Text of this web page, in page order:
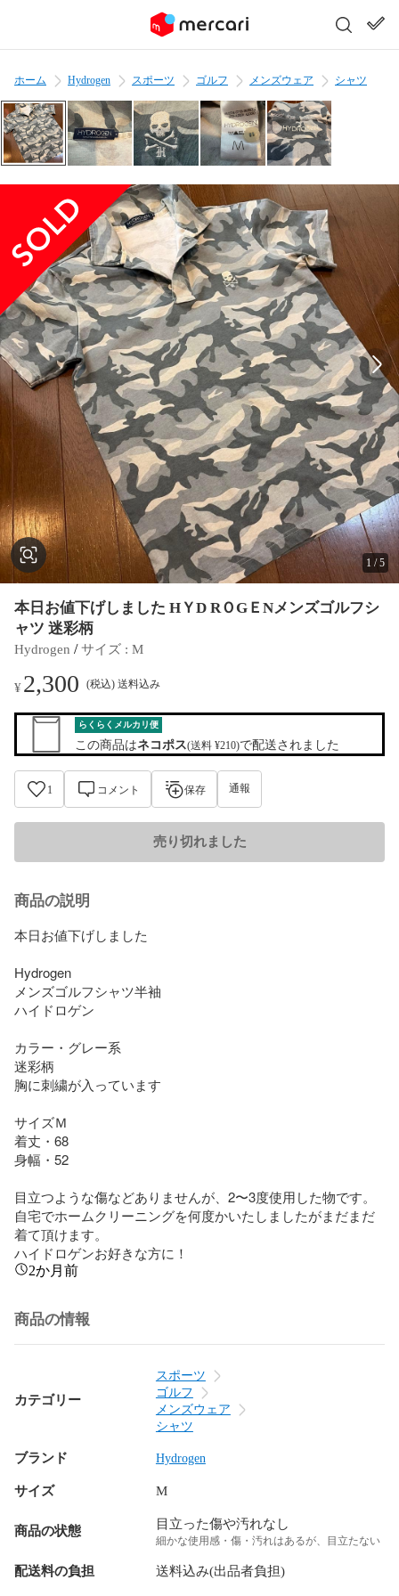
ホーム Hydrogen スポーツ ゴルフ メンズウェア シャツ
1 /5
本日お値下げしました HＹD RＯGＥNメンズゴルフシ
ャツ 迷彩柄
Hydrogen / サイズ : M
¥2,300 (税込) 送料込み
らくらくメルカリ便
この商品はネコポス(送料 ¥210)で配送されました
1 コメント 保存 通報
売り切れました
商品の説明
本日お値下げしました
Hydrogen
メンズゴルフシャツ半袖
ハイドロゲン
カラー・グレー系
迷彩柄
胸に刺繍が入っています
サイズＭ
着丈・68
身幅・52
目立つような傷などありませんが、2〜3度使用した物です。
自宅でホームクリーニングを何度かいたしましたがまだまだ
着て頂けます。
ハイドロゲンお好きな方に！
2か月前
商品の情報
カテゴリー
スポーツ
ゴルフ
メンズウェア
シャツ
ブランド Hydrogen
サイズ M
商品の状態 目立った傷や汚れなし
細かな使用感・傷・汚れはあるが、目立たない
配送料の負担 送料込み(出品者負担)